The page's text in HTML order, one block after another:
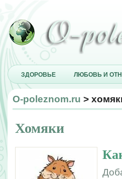
ЗДОРОВЬЕ ЛЮБОВЬ И
O-poleznom.ru >
Хомяки